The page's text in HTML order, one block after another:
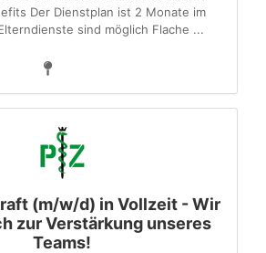
Der Dienstplan ist 2 Monate im
sind möglich Flache ...
(m/w/d) in Vollzeit - Wir
zur Verstärkung unseres
Teams!